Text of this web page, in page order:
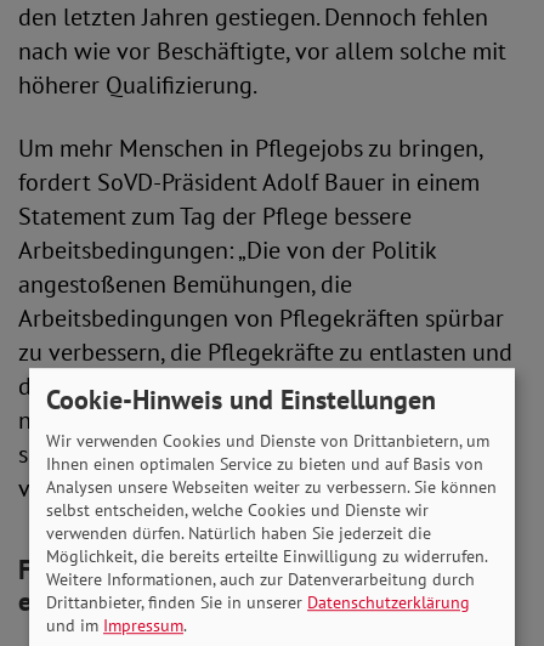
den letzten Jahren gestiegen. Dennoch fehlen
nach wie vor Beschäftigte, vor allem solche mit
höherer Qualifizierung.
Um mehr Menschen in Pflegejobs zu bringen,
fordert SoVD-Präsident Adolf Bauer in einem
Statement zum Tag der Pflege bessere
Arbeitsbedingungen: „Die von der Politik
angestoßenen Bemühungen, die
Arbeitsbedingungen von Pflegekräften spürbar
zu verbessern, die Pflegekräfte zu entlasten und
die Ausbildung in der Pflege zu stärken, dürfen
nicht nur reine Absichtserklärungen bleiben,
sondern müssen reale Verbesserungen
vorweisen.“
Familienfreundliche Arbeitszeiten
ermöglichen
Cookie-Hinweis und Einstellungen
Wir verwenden Cookies und Dienste von Drittanbietern, um
Ihnen einen optimalen Service zu bieten und auf Basis von
Analysen unsere Webseiten weiter zu verbessern. Sie können
selbst entscheiden, welche Cookies und Dienste wir
verwenden dürfen. Natürlich haben Sie jederzeit die
Möglichkeit, die bereits erteilte Einwilligung zu widerrufen.
Weitere Informationen, auch zur Datenverarbeitung durch
Drittanbieter, finden Sie in unserer Datenschutzerklärung
und im Impressum.